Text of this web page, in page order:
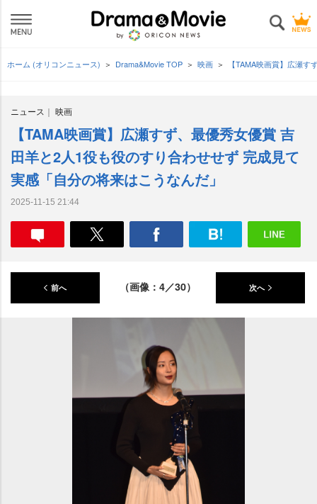
ホーム (オリコンニュース) Drama&Movie TOP 映画 【TAMA映画賞】広瀬
ニュース 映画
【TAMA映画賞】広瀬すず、最優秀女優賞 吉
田羊と2人1役も役のすり合わせせず 完成見て
実感「自分の将来はこうなんだ」
2025-11-15 21:44
前へ （画像：4／30） 次へ